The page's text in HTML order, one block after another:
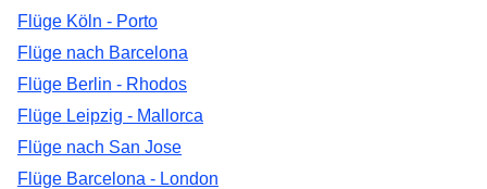
Flüge Köln - Porto
Flüge nach Barcelona
Flüge Berlin - Rhodos
Flüge Leipzig - Mallorca
Flüge nach San Jose
Flüge Barcelona - London